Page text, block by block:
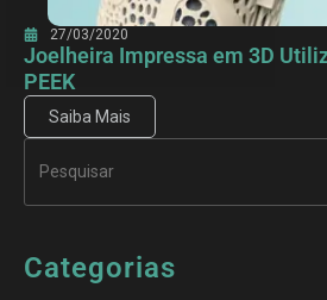
27/03/2020
Joelheira Impressa em 3D
PEEK
Saiba Mais
Categorias